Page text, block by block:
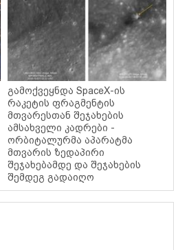
გამოქვეყნდა SpaceX-ის
რაკეტის ფრაგმენტის
მთვარესთან შეჯახების
ამსახველი კადრები -
ორბიტალურმა აპარატმა
მთვარის ზედაპირი
შეჯახებამდე და შეჯახების
შემდეგ გადაიღო